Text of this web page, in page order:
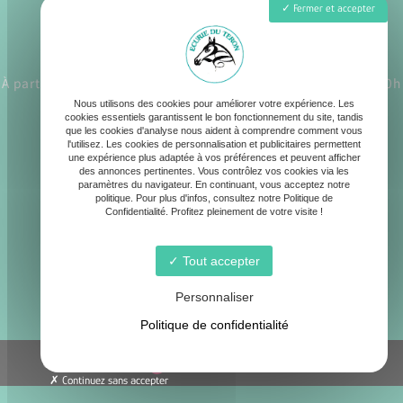
À partir du 1er juillet Lundi - Samedi : 8h30 - 12h30 / 17h - 20h
contact@ecurie-du-teron.fr
06 19 90 80 39
© Écurie du Téron -
Fermer et accepter
Nous utilisons des cookies pour améliorer votre expérience. Les
cookies essentiels garantissent le bon fonctionnement du site, tandis
que les cookies d'analyse nous aident à comprendre comment vous
l'utilisez. Les cookies de personnalisation et publicitaires permettent
une expérience plus adaptée à vos préférences et peuvent afficher
des annonces pertinentes. Vous contrôlez vos cookies via les
paramètres du navigateur. En continuant, vous acceptez notre
politique. Pour plus d'infos, consultez notre Politique de
Confidentialité. Profitez pleinement de votre visite !
Tout accepter
Personnaliser
Politique de confidentialité
Continuez sans accepter